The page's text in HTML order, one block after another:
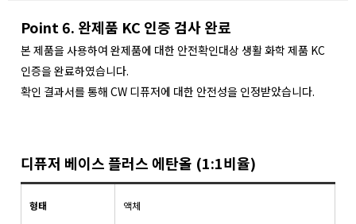
Point 6. 완제품 KC 인증 검사 완료
본 제품을 사용하여 완제품에 대한 안전확인대상 생활 화학 제품 KC
인증을 완료하였습니다.
확인 결과서를 통해 CW 디퓨저에 대한 안전성을 인정받았습니다.
디퓨저 베이스 플러스 에탄올 (1:1비율)
형태 액체